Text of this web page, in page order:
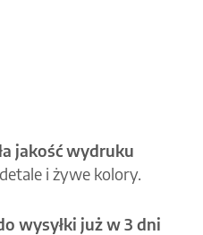
jakość wydruku
i żywe kolory.
wysyłki już w 3 dni